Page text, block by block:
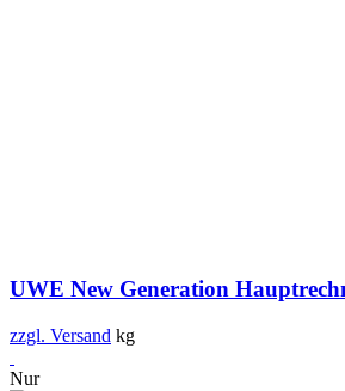
UWE New Generation
zzgl. Versand kg
Nur